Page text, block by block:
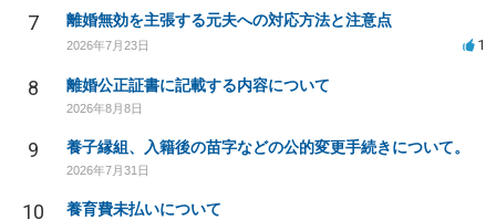
7 離婚無効を主張する元夫への対応方法と注意点
2026年7月23日 1
8 離婚公正証書に記載する内容について
2026年8月8日
9 養子縁組、入籍後の苗字などの公的変更手続きについて。
2026年7月31日
10 養育費未払いについて